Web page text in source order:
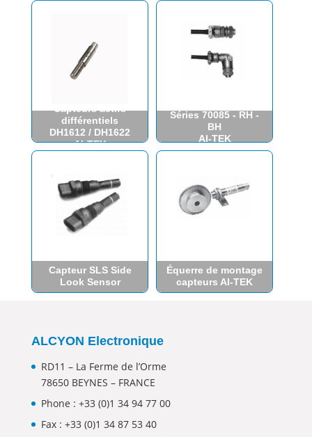
Capteurs actifs
différentiels
DH1612 / DH1622
AI-TEK
Séries 70085 - RH -
BH
AI-TEK
INSTRUMENTS
Capteur SLS Side
Look Sensor
Équerre de montage
capteurs AI-TEK
ALCYON Electronique
RD11 – La Ferme de l’Orme
78650 BEYNES – FRANCE
Phone : +33 (0)1 34 94 77 00
Fax : +33 (0)1 34 87 53 40